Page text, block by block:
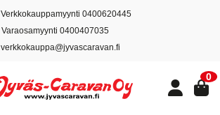
Verkkokauppamyynti 0400620445
Varaosamyynti 0400407035
verkkokauppa@jyvascaravan.fi
0